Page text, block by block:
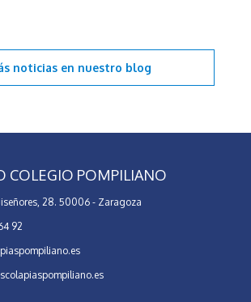
noticias en nuestro blog
COLEGIO POMPILIANO
28. 50006 - Zaragoza
92